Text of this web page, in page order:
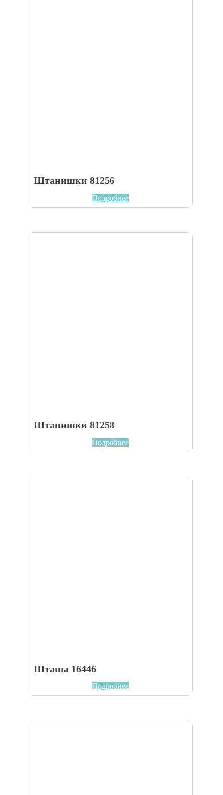
Штанишки 81256
Подробнее
Штанишки 81258
Подробнее
Штаны 16446
Подробнее